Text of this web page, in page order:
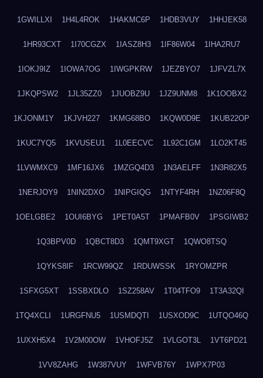
1GWILLXI 1H4L4ROK 1HAKMC6P 1HDB3VUY 1HHJEK58
1HR93CXT 1I70CGZX 1IASZ8H3 1IF86W04 1IHA2RU7
1IOKJ9IZ 1IOWA7OG 1IWGPKRW 1JEZBYO7 1JFVZL7X
1JKQPSW2 1JL35ZZ0 1JUOBZ9U 1JZ9UNM8 1K1OOBX2
1KJONM1Y 1KJVH227 1KMG68BO 1KQW0D9E 1KUB22OP
1KUC7YQ5 1KVUSEU1 1L0EECVC 1L92C1GM 1LO2KT45
1LVWMXC9 1MF16JX6 1MZGQ4D3 1N3AELFF 1N3R82X5
1NERJOY9 1NIN2DXO 1NIPGIQG 1NTYF4RH 1NZ06F8Q
1OELGBE2 1OUI6BYG 1PET0A5T 1PMAFB0V 1PSGIWB2
1Q3BPV0D 1QBCT8D3 1QMT9XGT 1QWO8TSQ
1QYKS8IF 1RCW99QZ 1RDUWSSK 1RYOMZPR
1SFXG5XT 1SSBXDLO 1SZ258AV 1T04TFO9 1T3A32QI
1TQ4XCLI 1URGFNU5 1USMDQTI 1USXOD9C 1UTQO46Q
1UXXH5X4 1V2M00OW 1VHOFJ5Z 1VLGOT3L 1VT6PD21
1VV8ZAHG 1W387VUY 1WFVB76Y 1WPX7P03